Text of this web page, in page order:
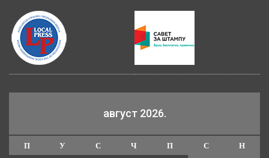
август 2026.
П У С Ч П С Н